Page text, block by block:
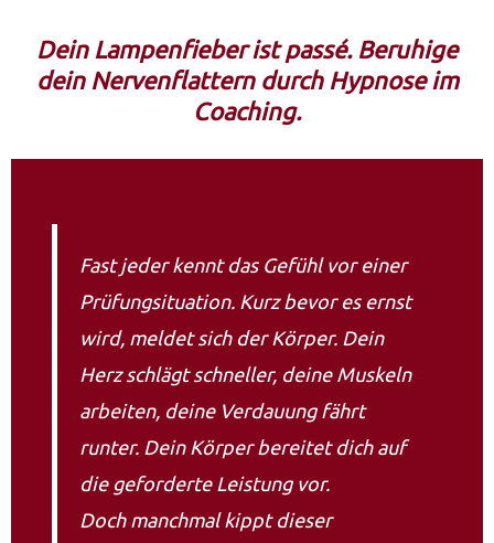
Dein Lampenfieber ist passé. Beruhige
dein Nervenflattern durch Hypnose im
Coaching.
Fast jeder kennt das Gefühl vor einer
Prüfungsituation. Kurz bevor es ernst
wird, meldet sich der Körper. Dein
Herz schlägt schneller, deine Muskeln
arbeiten, deine Verdauung fährt
runter. Dein Körper bereitet dich auf
die geforderte Leistung vor.
Doch manchmal kippt dieser